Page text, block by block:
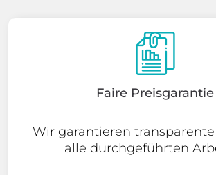
Faire Preisgarantie
Wir garantieren
alle durchgeführten